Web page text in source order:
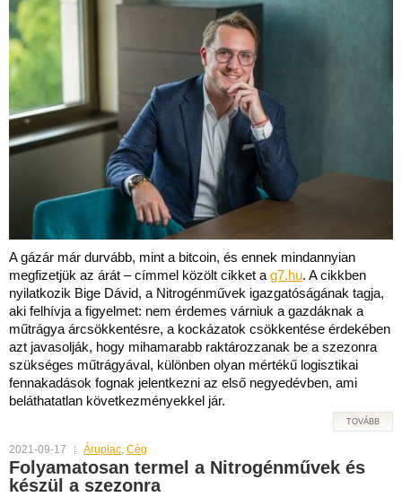
A gázár már durvább, mint a bitcoin, és ennek mindannyian
megfizetjük az árát – címmel közölt cikket a g7.hu. A cikkben
nyilatkozik Bige Dávid, a Nitrogénművek igazgatóságának tagja,
aki felhívja a figyelmet: nem érdemes várniuk a gazdáknak a
műtrágya árcsökkentésre, a kockázatok csökkentése érdekében
azt javasolják, hogy mihamarabb raktározzanak be a szezonra
szükséges műtrágyával, különben olyan mértékű logisztikai
fennakadások fognak jelentkezni az első negyedévben, ami
beláthatatlan következményekkel jár.
TOVÁBB
2021-09-17 Árupiac, Cég
Folyamatosan termel a Nitrogénművek és
készül a szezonra